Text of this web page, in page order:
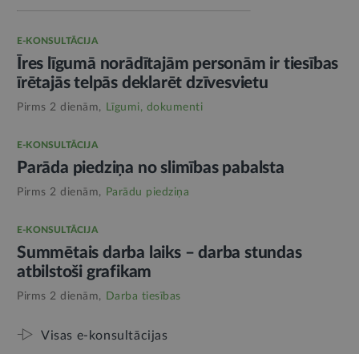
E-KONSULTĀCIJA
Īres līgumā norādītajām personām ir tiesības
īrētajās telpās deklarēt dzīvesvietu
Pirms 2 dienām, Līgumi, dokumenti
E-KONSULTĀCIJA
Parāda piedziņa no slimības pabalsta
Pirms 2 dienām, Parādu piedziņa
E-KONSULTĀCIJA
Summētais darba laiks – darba stundas
atbilstoši grafikam
Pirms 2 dienām, Darba tiesības
Visas e-konsultācijas